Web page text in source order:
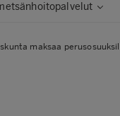
maksaa